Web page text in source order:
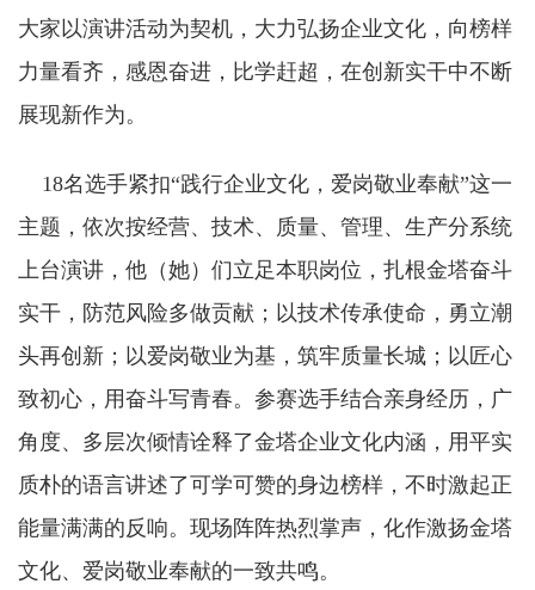
大家以演讲活动为契机，大力弘扬企业文化，向榜样
力量看齐，感恩奋进，比学赶超，在创新实干中不断
展现新作为。
18名选手紧扣“践行企业文化，爱岗敬业奉献”这一
主题，依次按经营、技术、质量、管理、生产分系统
上台演讲，他（她）们立足本职岗位，扎根金塔奋斗
实干，防范风险多做贡献；以技术传承使命，勇立潮
头再创新；以爱岗敬业为基，筑牢质量长城；以匠心
致初心，用奋斗写青春。参赛选手结合亲身经历，广
角度、多层次倾情诠释了金塔企业文化内涵，用平实
质朴的语言讲述了可学可赞的身边榜样，不时激起正
能量满满的反响。现场阵阵热烈掌声，化作激扬金塔
文化、爱岗敬业奉献的一致共鸣。